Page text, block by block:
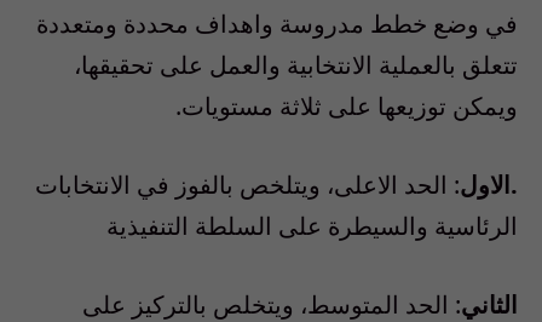
في وضع خطط مدروسة واهداف محددة ومتعددة
تتعلق بالعملية الانتخابية والعمل على تحقيقها،
ويمكن توزيعها على ثلاثة مستويات.
.الاول: الحد الاعلى، ويتلخص بالفوز في الانتخابات
الرئاسية والسيطرة على السلطة التنفيذية
الثاني: الحد المتوسط، ويتخلص بالتركيز على